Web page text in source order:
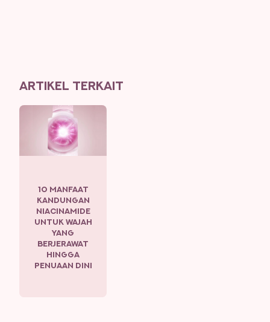
ARTIKEL TERKAIT
10 MANFAAT
KANDUNGAN
NIACINAMIDE
UNTUK WAJAH
YANG
BERJERAWAT
HINGGA
PENUAAN DINI